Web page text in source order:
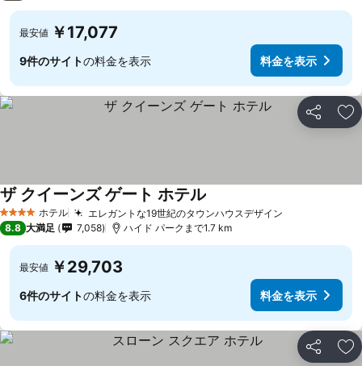
最安値 ￥17,077
9件のサイトの料金を表示 料金を表示
シェア お
4 ホテルのランク
ホテル エレガントな19世紀のタウンハウスデザイン
ザ クイーンズ ゲート ホテル
8.8 大満足 7,058 ハイド パークまで1.7 km
最安値 ￥29,703
6件のサイトの料金を表示 料金を表示
シェア お